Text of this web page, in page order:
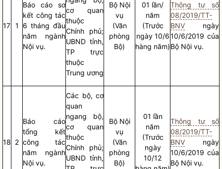
17 1
Báo cáo sơ
kết công tác
6 tháng đầu
năm ngành
Nội vụ.
cơ quan
thuộc
Chính phủ;
UBND tỉnh,
TP trực
thuộc
Trung ương
Bộ Nội
vụ
(Văn
phòng
Bộ)
01 lần/
năm
(Trước
ngày 10/6
hàng năm)
Thông tư số
08/2019/TT-
BNV ngày
10/6/2019 của
Bộ Nội vụ.
18 2
Báo cáo
tổng kết
công tác
năm ngành
Nội vụ.
Các bộ, cơ
quan
ngang bộ,
cơ quan
thuộc
Chính phủ;
UBND tỉnh,
Bộ Nội
vụ
(Văn
phòng
Bộ)
01 lần
năm
(Trước
ngày
10/12
Thông tư số
08/2019/TT-
BNV ngày
10/6/2019 của
Bộ Nội vụ.